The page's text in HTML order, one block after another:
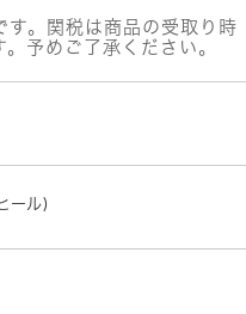
。関税は商品の受取り時
予めご了承ください。
ール)